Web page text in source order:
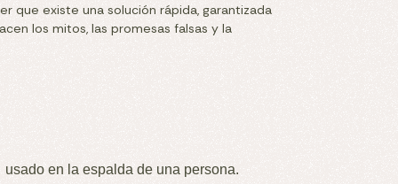
que existe una solución rápida, garantizada
los mitos, las promesas falsas y la